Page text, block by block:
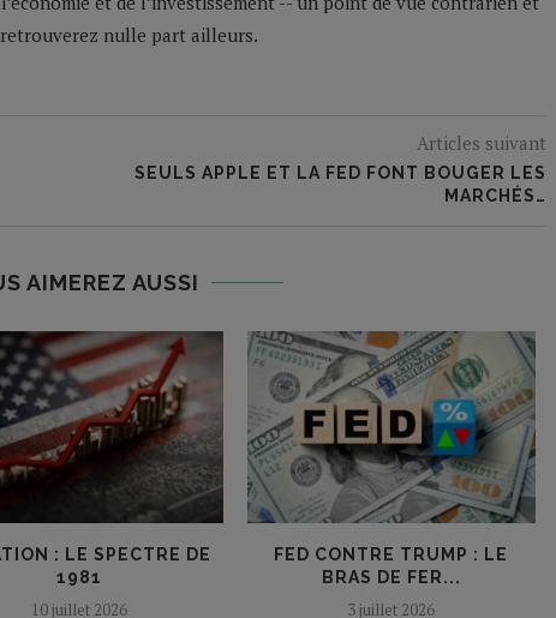
retrouverez nulle part ailleurs.
Articles suivant
SEULS APPLE ET LA FED FONT BOUGER LES
MARCHÉS…
AIMEREZ AUSSI
: LE SPECTRE DE
1981
10 juillet 2026
FED CONTRE TRUMP : LE
BRAS DE FER...
3 juillet 2026